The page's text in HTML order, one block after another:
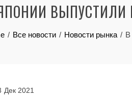
ВЫПУСТИЛИ
Все новости Новости рынка В
Дек 2021